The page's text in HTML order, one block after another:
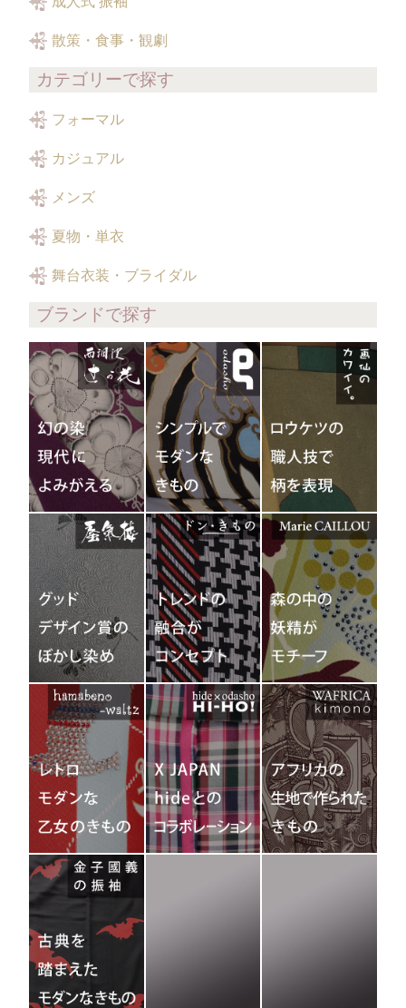
散策・食事・観劇
カテゴリーで探す
フォーマル
カジュアル
メンズ
夏物・単衣
舞台衣装・ブライダル
ブランドで探す